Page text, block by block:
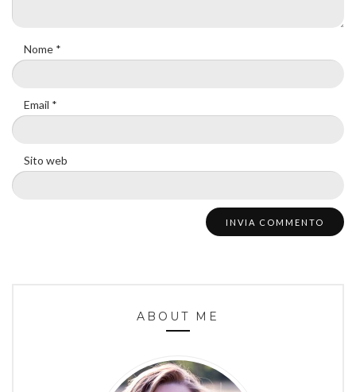
Nome *
Email *
Sito web
ABOUT ME